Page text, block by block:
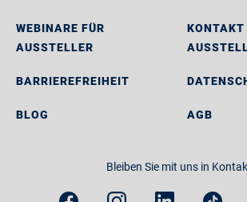
WEBINARE FÜR
AUSSTELLER
BARRIEREFREIHEIT
BLOG
KONTAKT
AGB
Bleiben Sie mit uns in